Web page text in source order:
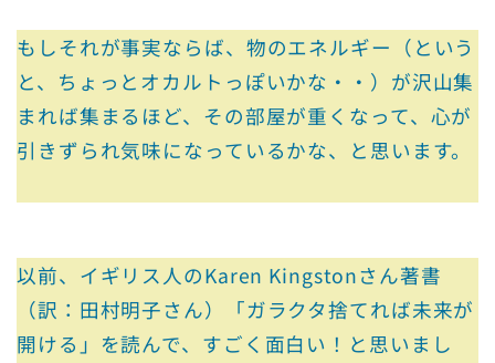
もしそれが事実ならば、物のエネルギー（という
と、ちょっとオカルトっぽいかな・・）が沢山集
まれば集まるほど、その部屋が重くなって、心が
引きずられ気味になっているかな、と思います。
以前、イギリス人のKaren Kingstonさん著書
（訳：田村明子さん）「ガラクタ捨てれば未来が
開ける」を読んで、すごく面白い！と思いまし